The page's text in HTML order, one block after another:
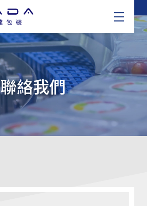
關於我們
產品介紹
最新消息
聯絡我們
聯絡我們